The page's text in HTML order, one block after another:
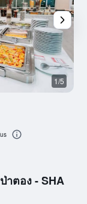
าตอง - SHA
1/5